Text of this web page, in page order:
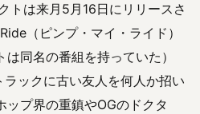
トは来月5月16日にリリースさ
（ピンプ・マイ・ライド）
同名の番組を持っていた）
ックに古い友人を何人か招い
ップ界の重鎮やOGのドクタ